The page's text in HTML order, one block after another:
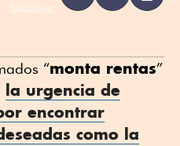
ReadSpeaker
“monta rentas”
la urgencia de
encontrar
como la